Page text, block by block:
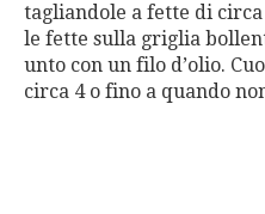
tagliandole a fette di circa
le fette sulla griglia
unto con un filo d’olio.
circa 4 o fino a quando